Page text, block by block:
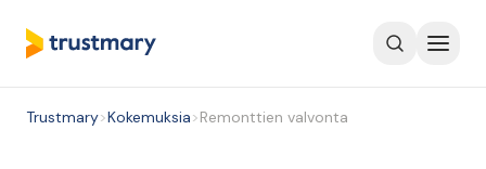
Trustmary>Kokemuksia>Remonttien valvonta